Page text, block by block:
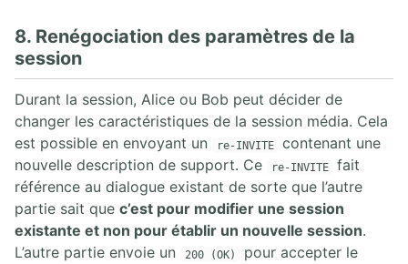
8. Renégociation des paramètres de la
session
Durant la session, Alice ou Bob peut décider de
changer les caractéristiques de la session média. Cela
est possible en envoyant un
re-INVITE
contenant une
nouvelle description de support. Ce
re-INVITE
fait
référence au dialogue existant de sorte que l’autre
partie sait que c’est pour modifier une session
existante et non pour établir un nouvelle session.
L’autre partie envoie un
200 (OK)
pour accepter le